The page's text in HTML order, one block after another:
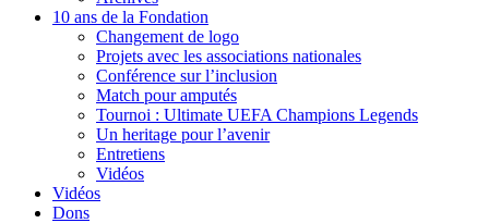
10 ans de la Fondation
Changement de logo
Projets avec les associations nationales
Conférence sur l’inclusion
Match pour amputés
Tournoi : Ultimate UEFA Champions Legends
Un heritage pour l’avenir
Entretiens
Vidéos
Vidéos
Dons